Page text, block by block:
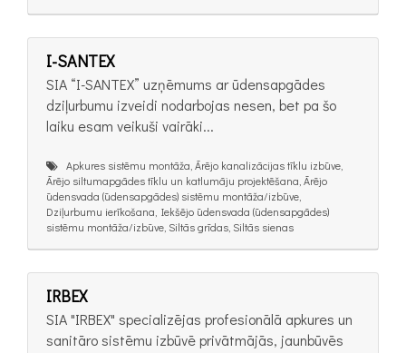
I-SANTEX
SIA “I-SANTEX” uzņēmums ar ūdensapgādes
dziļurbumu izveidi nodarbojas nesen, bet pa šo
laiku esam veikuši vairāki...
Apkures sistēmu montāža, Ārējo kanalizācijas tīklu izbūve,
Ārējo siltumapgādes tīklu un katlumāju projektēšana, Ārējo
ūdensvada (ūdensapgādes) sistēmu montāža/izbūve,
Dziļurbumu ierīkošana, Iekšējo ūdensvada (ūdensapgādes)
sistēmu montāža/izbūve, Siltās grīdas, Siltās sienas
IRBEX
SIA "IRBEX" specializējas profesionālā apkures un
sanitāro sistēmu izbūvē privātmājās, jaunbūvēs